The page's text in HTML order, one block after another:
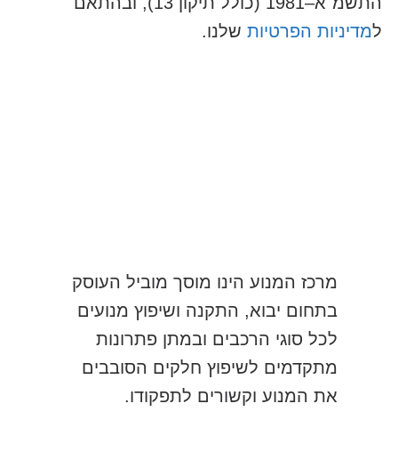
למדיניות הפרטיותשלנו.
מרכז המנוע הינו מוסך מוביל העוסק
בתחום יבוא, התקנה ושיפוץ מנועים
לכל סוגי הרכבים ובמתן פתרונות
מתקדמים לשיפוץ חלקים הסובבים
את המנוע וקשורים לתפקודו.